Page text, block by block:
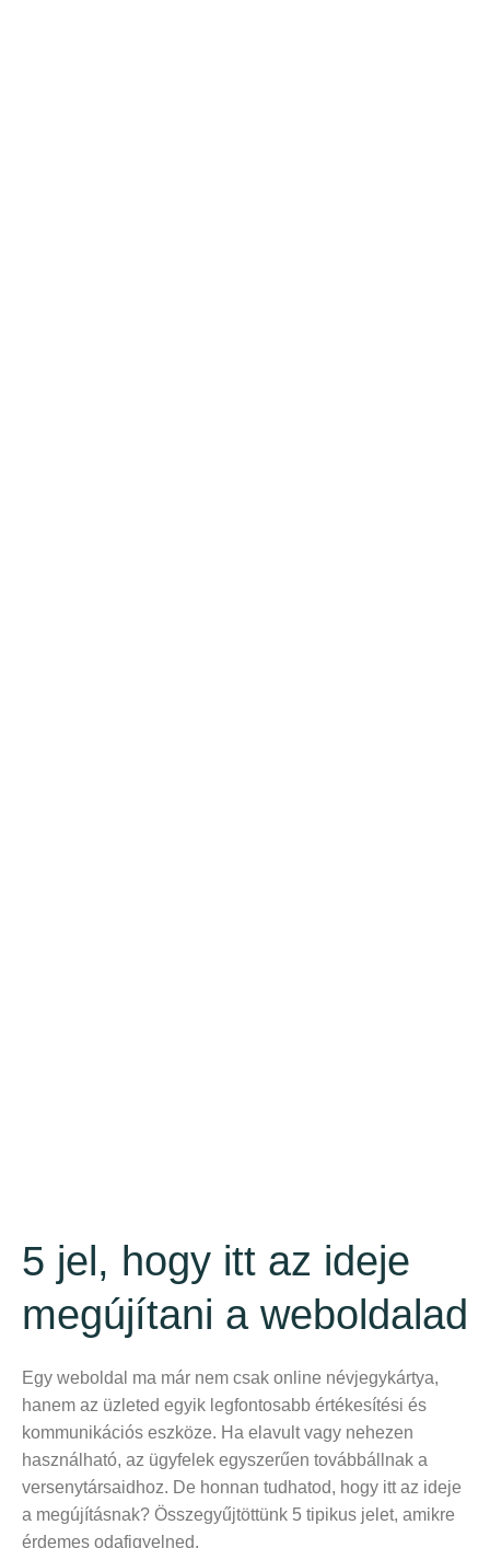
5 jel, hogy itt az ideje
megújítani a weboldalad
Egy weboldal ma már nem csak online névjegykártya,
hanem az üzleted egyik legfontosabb értékesítési és
kommunikációs eszköze. Ha elavult vagy nehezen
használható, az ügyfelek egyszerűen továbbállnak a
versenytársaidhoz. De honnan tudhatod, hogy itt az ideje
a megújításnak? Összegyűjtöttünk 5 tipikus jelet, amikre
érdemes odafigyelned.